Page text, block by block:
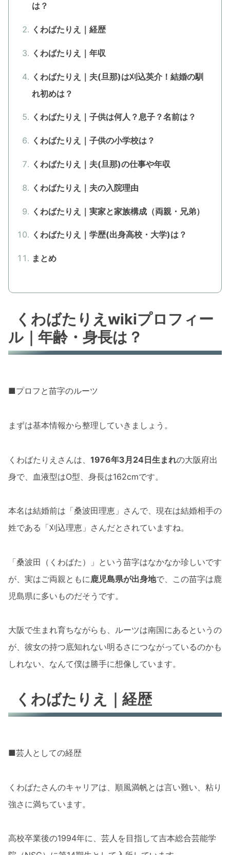
は？
くわばたりえ｜経歴
くわばたりえ｜年収
くわばたりえ｜夫(旦那)は刈込英介！結婚の馴
れ初めは？
くわばたりえ｜子供は何人？息子？名前は？
くわばたりえ｜子供の小学校は？
くわばたりえ｜夫(旦那)の仕事や年収
くわばたりえ｜夫の入院理由
くわばたりえ｜実家と家族構成（両親・兄弟）
くわばたりえ｜学歴(出身高校・大学)は？
まとめ
くわばたりえwikiプロフィー
ル｜年齢・身長は？
■プロフと苗字のルーツ
まずは基本情報から整理していきましょう。
くわばたりえさんは、 1976年3月24日生まれの大阪府出
身で、血液型はO型、身長は162cmです。
本名は結婚前は「桑波田理恵」さんで、現在は結婚相手の
姓である「刈込理恵」さんだとされていますね。
「桑波田（くわばた）」という苗字はなかなか珍しいです
が、実はご両親ともに 鹿児島県が出身地で、この苗字は鹿
児島県に多いものだそうです。
大阪で生まれ育ちながらも、ルーツは南国にあるというの
が、彼女の持つ底知れない明るさにつながっているのかも
しれない、なんて僕は勝手に想像しています。
くわばたりえ｜経歴
■芸人としての経歴
くわばたさんのキャリアは、順風満帆とは言い難い、粘り
強さに満ちています。
高校卒業後の1994年に、芸人を目指して吉本総合芸能学